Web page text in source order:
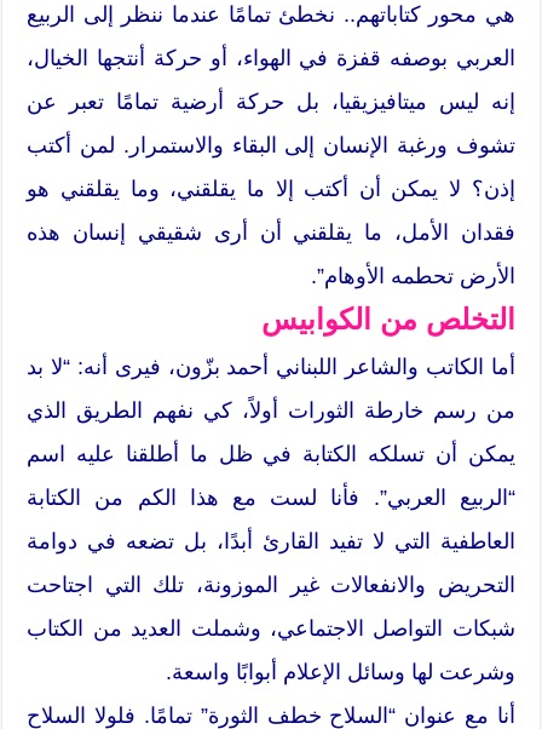
هي محور كتاباتهم.. نخطئ تمامًا عندما ننظر إلى الربيع
العربي بوصفه قفزة في الهواء، أو حركة أنتجها الخيال،
إنه ليس ميتافيزيقيا، بل حركة أرضية تمامًا تعبر عن
تشوف ورغبة الإنسان إلى البقاء والاستمرار. لمن أكتب
إذن؟ لا يمكن أن أكتب إلا ما يقلقني، وما يقلقني هو
فقدان الأمل، ما يقلقني أن أرى شقيقي إنسان هذه
الأرض تحطمه الأوهام”.
التخلص من الكوابيس
أما الكاتب والشاعر اللبناني أحمد بزّون، فيرى أنه: “لا بد
من رسم خارطة الثورات أولاً، كي نفهم الطريق الذي
يمكن أن تسلكه الكتابة في ظل ما أطلقنا عليه اسم
“الربيع العربي”. فأنا لست مع هذا الكم من الكتابة
العاطفية التي لا تفيد القارئ أبدًا، بل تضعه في دوامة
التحريض والانفعالات غير الموزونة، تلك التي اجتاحت
شبكات التواصل الاجتماعي، وشملت العديد من الكتاب
وشرعت لها وسائل الإعلام أبوابًا واسعة.
أنا مع عنوان “السلاح خطف الثورة” تمامًا. فلولا السلاح